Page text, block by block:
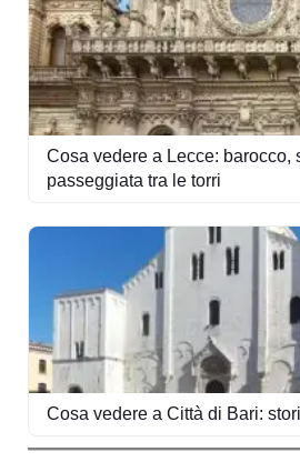
Cosa vedere a Lecce: barocco,
passeggiata tra le torri
Cosa vedere a Città di Bari: